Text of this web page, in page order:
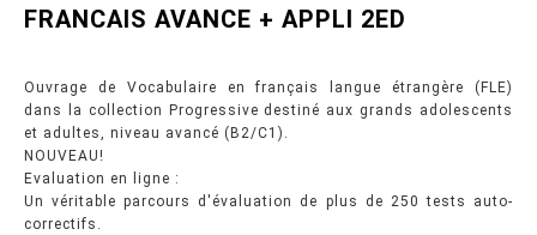
FRANCAIS AVANCE + APPLI 2ED
Ouvrage de Vocabulaire en français langue étrangère (FLE)
dans la collection Progressive destiné aux grands adolescents
et adultes, niveau avancé (B2/C1).
NOUVEAU!
Evaluation en ligne :
Un véritable parcours d'évaluation de plus de 250 tests auto-
correctifs.